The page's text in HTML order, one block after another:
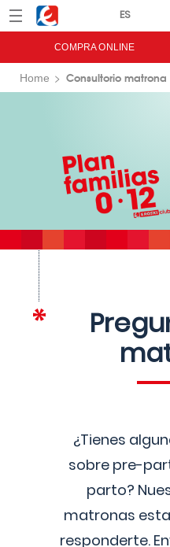
Menú Eroski
COMPRA ONLINE
Home Consultorio matrona
¿Tienes
sobre pre-
parto?
matronas
responderte.